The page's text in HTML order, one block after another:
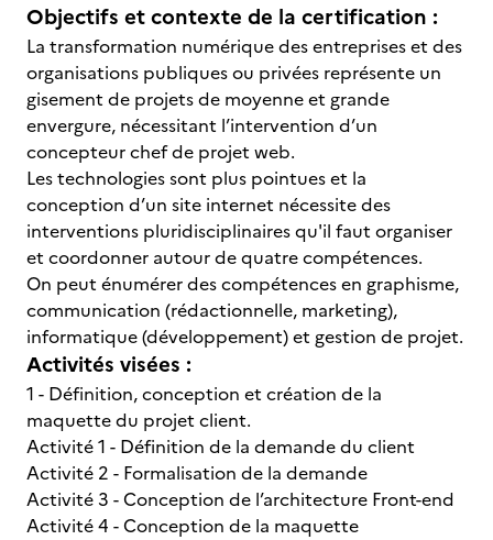
Objectifs et contexte de la certification :
La transformation numérique des entreprises et des
organisations publiques ou privées représente un
gisement de projets de moyenne et grande
envergure, nécessitant l’intervention d’un
concepteur chef de projet web.
Les technologies sont plus pointues et la
conception d’un site internet nécessite des
interventions pluridisciplinaires qu'il faut organiser
et coordonner autour de quatre compétences.
On peut énumérer des compétences en graphisme,
communication (rédactionnelle, marketing),
informatique (développement) et gestion de projet.
Activités visées :
1 - Définition, conception et création de la
maquette du projet client.
Activité 1 - Définition de la demande du client
Activité 2 - Formalisation de la demande
Activité 3 - Conception de l’architecture Front-end
Activité 4 - Conception de la maquette